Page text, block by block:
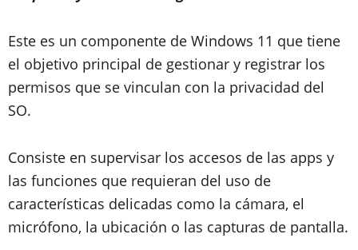
Este es un componente de Windows 11 que tiene
el objetivo principal de gestionar y registrar los
permisos que se vinculan con la privacidad del
SO.
Consiste en supervisar los accesos de las apps y
las funciones que requieran del uso de
características delicadas como la cámara, el
micrófono, la ubicación o las capturas de pantalla.